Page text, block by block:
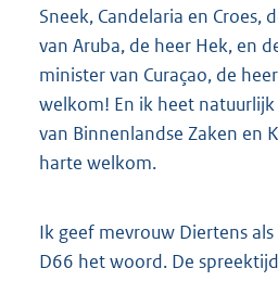
Sneek, Candelaria en Croes,
van Aruba, de heer Hek, en
minister van Curaçao, de
welkom! En ik heet
van Binnenlandse Zaken en
harte welkom.
Ik geef mevrouw Diertens
D66 het woord. De